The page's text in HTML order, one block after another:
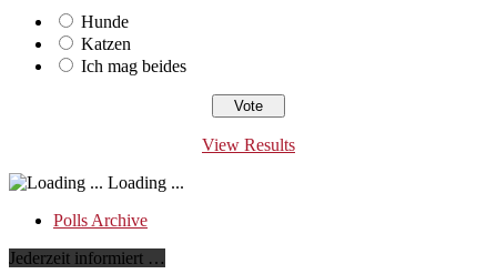
Hunde
Katzen
Ich mag beides
View Results
Loading ...
Polls Archive
Jederzeit informiert …